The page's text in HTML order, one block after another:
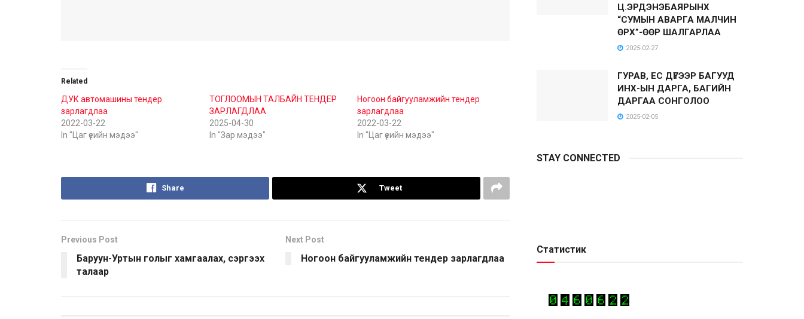
Related
ДУК автомашины тендер
зарлагдлаа
2022-03-22
In "Цаг үеийн мэдээ"
ТОГЛООМЫН ТАЛБАЙН ТЕНДЕР
ЗАРЛАГДЛАА
2025-04-30
In "Зар мэдээ"
Ногоон байгууламжийн тендер
зарлагдлаа
2022-03-22
In "Цаг үеийн мэдээ"
Share Tweet
Previous Post
Баруун-Уртын голыг хамгаалах, сэргээх
талаар
Next Post
Ногоон байгууламжийн тендер зарлагдлаа
Ц.ЭРДЭНЭБАЯРЫНХ
“СУМЫН АВАРГА МАЛЧИН
ӨРХ”-ӨӨР ШАЛГАРЛАА
2025-02-27
ГУРАВ, ЕС ДҮГЭЭР БАГУУД
ИНХ-ЫН ДАРГА, БАГИЙН
ДАРГАА СОНГОЛОО
2025-02-05
STAY CONNECTED
Статистик